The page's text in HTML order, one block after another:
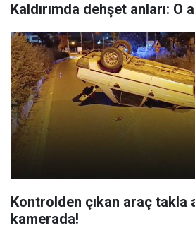
Kaldırımda dehşet anları: O
Kontrolden çıkan araç takla
kamerada!